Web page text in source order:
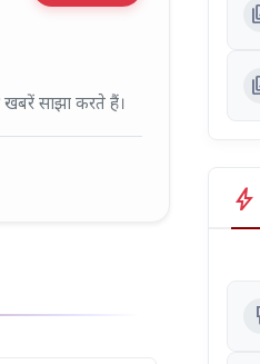
साझा करते हैं।
bolt